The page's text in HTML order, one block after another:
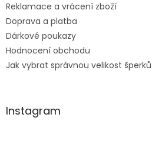
Reklamace a vrácení zboží
Doprava a platba
Dárkové poukazy
Hodnocení obchodu
Jak vybrat správnou velikost šperků
Instagram